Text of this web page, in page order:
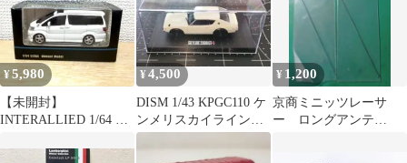
¥5,980
【未開封】
INTERALLIED 1/64 ト
ホワイト
¥4,500
DISM 1/43 KPGC110 ケ
ンメリスカイライン
2000GT-R
¥ 1,200
京商ミニッツレーサ
ー ロングアンテ